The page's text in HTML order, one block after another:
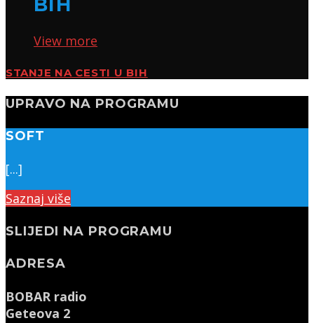
BIH
View more
STANJE NA CESTI U BIH
UPRAVO NA PROGRAMU
SOFT
[...]
Saznaj više
SLIJEDI NA PROGRAMU
ADRESA
BOBAR radio
Geteova 2